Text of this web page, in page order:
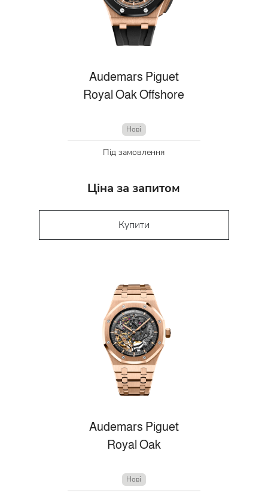
Audemars Piguet
Royal Oak Offshore
Нові
Під замовлення
Ціна за запитом
Купити
Audemars Piguet
Royal Oak
Нові